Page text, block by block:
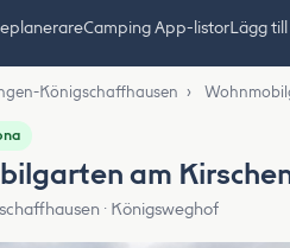
Camping App-listorLägg
Königschaffhausen ›
am
· Königsweghof